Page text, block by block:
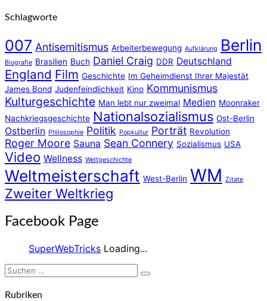
Schlagworte
007 Antisemitismus Arbeiterbewegung Aufklärung Berlin
Biografie Brasilien Buch Daniel Craig DDR Deutschland
England Film Geschichte Im Geheimdienst Ihrer Majestät
James Bond Judenfeindlichkeit Kino Kommunismus
Kulturgeschichte Man lebt nur zweimal Medien Moonraker
Nachkriegsgeschichte Nationalsozialismus Ost-Berlin
Ostberlin Philosophie Politik Popkultur Porträt Revolution
Roger Moore Sauna Sean Connery Sozialismus USA
Video Wellness Weltgeschichte
Weltmeisterschaft West-Berlin WM Zitate
Zweiter Weltkrieg
Facebook Page
SuperWebTricks Loading...
Suchen
nach:
Suchen
Rubriken